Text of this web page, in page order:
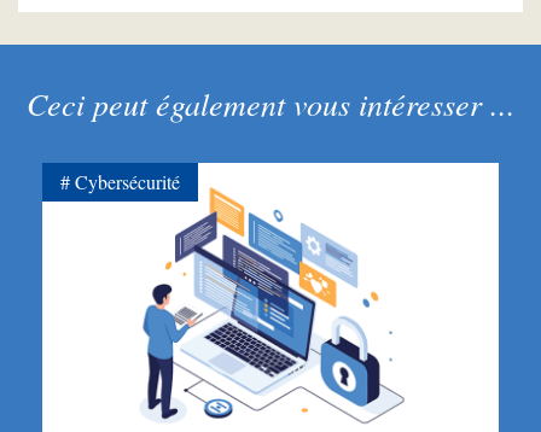
Ceci peut également vous intéresser ...
Cybersécurité